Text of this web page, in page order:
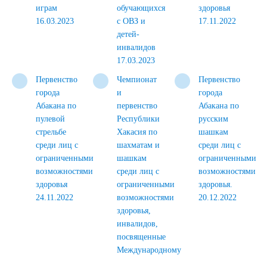
играм
16.03.2023
обучающихся
с ОВЗ и
детей-
инвалидов
17.03.2023
здоровья
17.11.2022
Первенство
города
Абакана по
пулевой
стрельбе
среди лиц с
ограниченными
возможностями
здоровья
24.11.2022
Чемпионат
и
первенство
Республики
Хакасия по
шахматам и
шашкам
среди лиц с
ограниченными
возможностями
здоровья,
инвалидов,
посвященные
Международному
Первенство
города
Абакана по
русским
шашкам
среди лиц с
ограниченными
возможностями
здоровья.
20.12.2022